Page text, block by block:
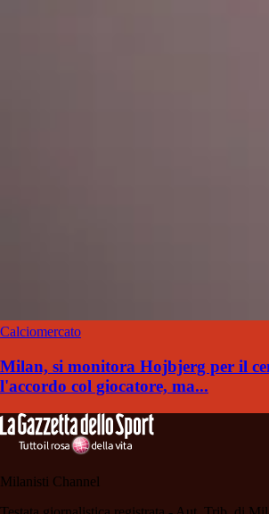
Calciomercato
Milan, si monitora Hojbjerg per il
l'accordo col giocatore, ma...
Milanisti Channel